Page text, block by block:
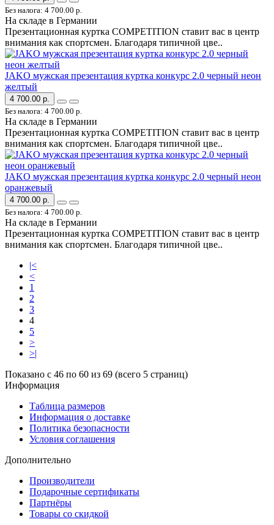
Без налога: 4 700.00 р.
На складе в Германии
Презентационная куртка COMPETITION ставит вас в центр
внимания как спортсмен. Благодаря типичной цве..
JAKO мужская презентация куртка конкурс 2.0 черный неон
желтый
4 700.00 р.
Без налога: 4 700.00 р.
На складе в Германии
Презентационная куртка COMPETITION ставит вас в центр
внимания как спортсмен. Благодаря типичной цве..
JAKO мужская презентация куртка конкурс 2.0 черный неон
оранжевый
4 700.00 р.
Без налога: 4 700.00 р.
На складе в Германии
Презентационная куртка COMPETITION ставит вас в центр
внимания как спортсмен. Благодаря типичной цве..
|<
<
1
2
3
4
5
>
>|
Показано с 46 по 60 из 69 (всего 5 страниц)
Информация
Таблица размеров
Информация о доставке
Политика безопасности
Условия соглашения
Дополнительно
Производители
Подарочные сертификаты
Партнёры
Товары со скидкой